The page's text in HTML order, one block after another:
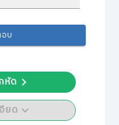
บ
ยด
หัด